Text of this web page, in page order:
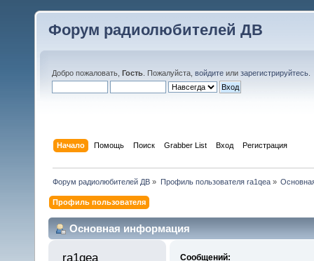
Форум радиолюбителей ДВ
Добро пожаловать, Гость . Пожалуйста, войдите или зарегистрируйтесь
Начало Помощь Поиск Grabber List Вход Регистрация
Форум радиолюбителей ДВ » Профиль пользователя ra1qea»
Профиль пользователя
Основная информация
ra1qea
Сообщений: